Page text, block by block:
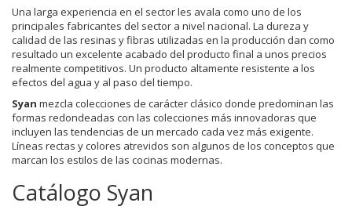
Una larga experiencia en el sector les avala como uno de los
principales fabricantes del sector a nivel nacional. La dureza y
calidad de las resinas y fibras utilizadas en la producción dan como
resultado un excelente acabado del producto final a unos precios
realmente competitivos. Un producto altamente resistente a los
efectos del agua y al paso del tiempo.
Syan mezcla colecciones de carácter clásico donde predominan las
formas redondeadas con las colecciones más innovadoras que
incluyen las tendencias de un mercado cada vez más exigente.
Líneas rectas y colores atrevidos son algunos de los conceptos que
marcan los estilos de las cocinas modernas.
Catálogo Syan